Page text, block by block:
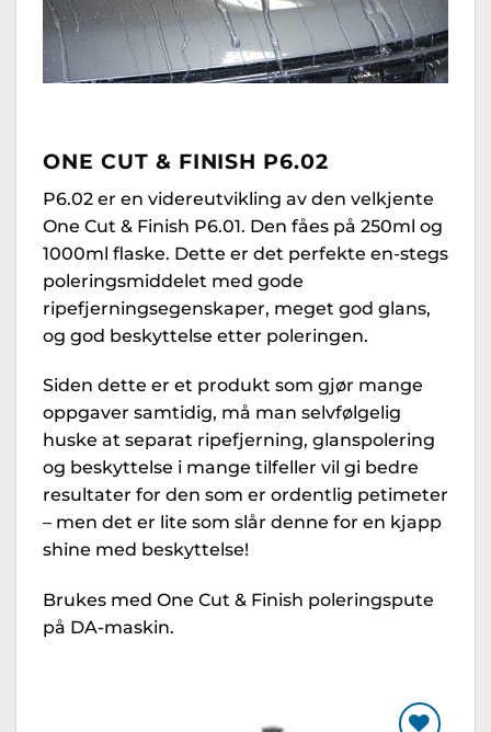
ONE CUT & FINISH P6.02
P6.02 er en videreutvikling av den velkjente
One Cut & Finish P6.01. Den fåes på 250ml og
1000ml flaske. Dette er det perfekte en-stegs
poleringsmiddelet med gode
ripefjerningsegenskaper, meget god glans,
og god beskyttelse etter poleringen.
Siden dette er et produkt som gjør mange
oppgaver samtidig, må man selvfølgelig
huske at separat ripefjerning, glanspolering
og beskyttelse i mange tilfeller vil gi bedre
resultater for den som er ordentlig petimeter
– men det er lite som slår denne for en kjapp
shine med beskyttelse!
Brukes med One Cut & Finish poleringspute
på DA-maskin.